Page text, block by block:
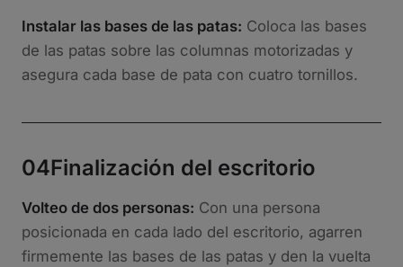
Instalar las bases de las patas: Coloca las bases
de las patas sobre las columnas motorizadas y
asegura cada base de pata con cuatro tornillos.
04Finalización del escritorio
Volteo de dos personas: Con una persona
posicionada en cada lado del escritorio, agarren
firmemente las bases de las patas y den la vuelta